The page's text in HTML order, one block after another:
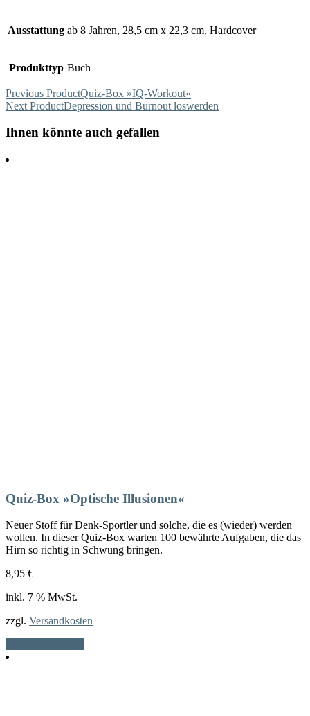
Ausstattung ab 8 Jahren, 28,5 cm x 22,3 cm, Hardcover
Produkttyp Buch
Previous ProductQuiz-Box »IQ-Workout«
Next ProductDepression und Burnout loswerden
Ihnen könnte auch gefallen
Quiz-Box »Optische Illusionen«
Neuer Stoff für Denk-Sportler und solche, die es (wieder) werden
wollen. In dieser Quiz-Box warten 100 bewährte Aufgaben, die das
Hirn so richtig in Schwung bringen.
8,95 €
inkl. 7 % MwSt.
zzgl. Versandkosten